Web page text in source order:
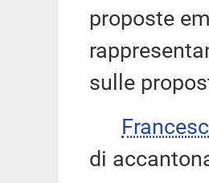
proposte
sulle
di